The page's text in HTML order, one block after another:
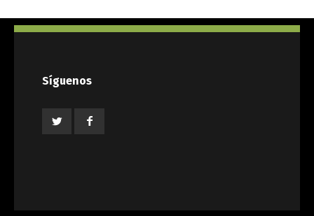
Síguenos